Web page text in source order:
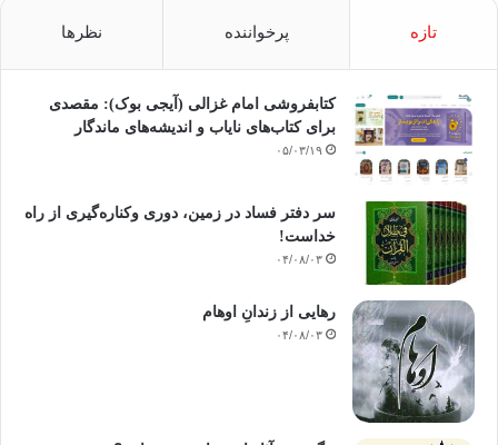
تازه پرخواننده نظرها
کتابفروشی امام غزالی (آیجی بوک): مقصدی
برای کتاب‌های نایاب و اندیشه‌های ماندگار
۰۵/۰۳/۱۹
سر دفتر فساد در زمین‌، دوری وکناره‌گیری از راه
خداست‌!
۰۴/۰۸/۰۳
رهایی از زندانِ اوهام
۰۴/۰۸/۰۳